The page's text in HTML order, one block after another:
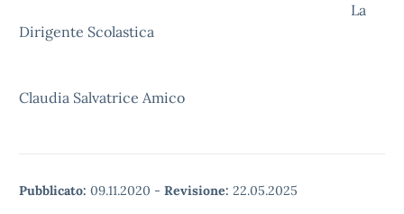
La
Dirigente Scolastica
Claudia Salvatrice Amico
Pubblicato: 09.11.2020 - Revisione: 22.05.2025